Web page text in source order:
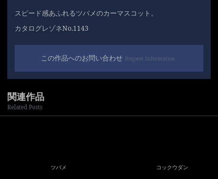
スピード感あふれるツバメのカーマスコット。
カタログレゾネNo.1143
この作品へのお問い合わせ Request Information
関連作品
Related Posts
ツバメ コックウダン